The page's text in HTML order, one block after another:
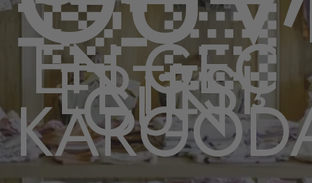
EN GEÇ
ERTESİ
GÜN